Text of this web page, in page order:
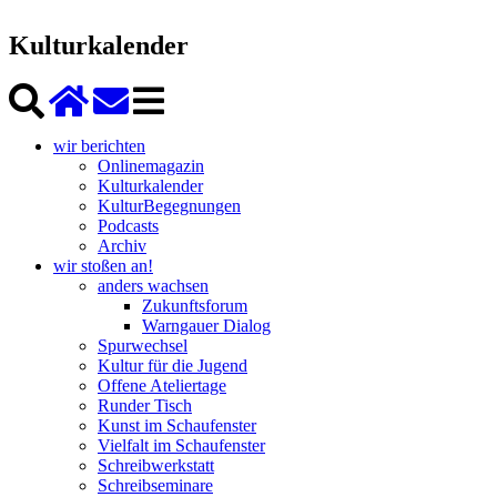
Kulturkalender
wir berichten
Onlinemagazin
Kulturkalender
KulturBegegnungen
Podcasts
Archiv
wir stoßen an!
anders wachsen
Zukunftsforum
Warngauer Dialog
Spurwechsel
Kultur für die Jugend
Offene Ateliertage
Runder Tisch
Kunst im Schaufenster
Vielfalt im Schaufenster
Schreibwerkstatt
Schreibseminare